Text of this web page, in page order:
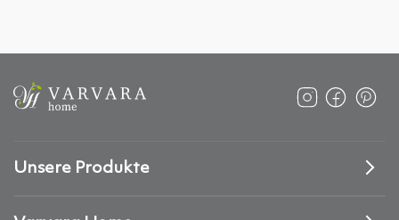
Unsere Produkte